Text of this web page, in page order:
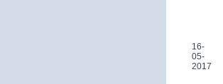
16-
05-
2017